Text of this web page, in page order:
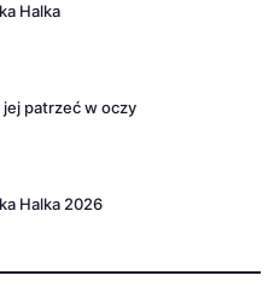
Halka
jej patrzeć w oczy
Halka 2026